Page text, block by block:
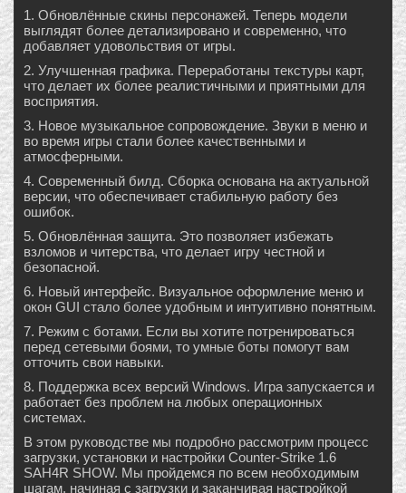
1. Обновлённые скины персонажей. Теперь модели
выглядят более детализировано и современно, что
добавляет удовольствия от игры.
2. Улучшенная графика. Переработаны текстуры карт,
что делает их более реалистичными и приятными для
восприятия.
3. Новое музыкальное сопровождение. Звуки в меню и
во время игры стали более качественными и
атмосферными.
4. Современный билд. Сборка основана на актуальной
версии, что обеспечивает стабильную работу без
ошибок.
5. Обновлённая защита. Это позволяет избежать
взломов и читерства, что делает игру честной и
безопасной.
6. Новый интерфейс. Визуальное оформление меню и
окон GUI стало более удобным и интуитивно понятным.
7. Режим с ботами. Если вы хотите потренироваться
перед сетевыми боями, то умные боты помогут вам
отточить свои навыки.
8. Поддержка всех версий Windows. Игра запускается и
работает без проблем на любых операционных
системах.
В этом руководстве мы подробно рассмотрим процесс
загрузки, установки и настройки Counter-Strike 1.6
SAH4R SHOW. Мы пройдемся по всем необходимым
шагам, начиная с загрузки и заканчивая настройкой